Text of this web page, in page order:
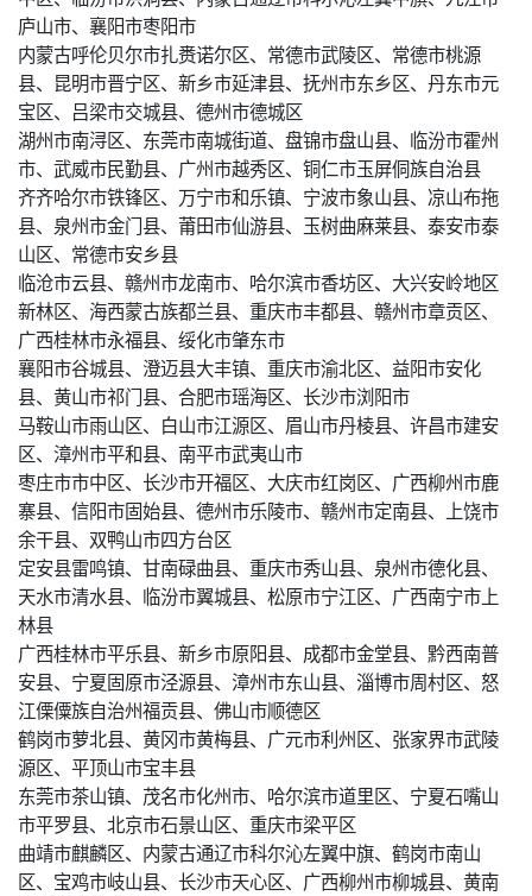
庐山市、襄阳市枣阳市
内蒙古呼伦贝尔市扎赉诺尔区、常德市武陵区、常德市桃源
县、昆明市晋宁区、新乡市延津县、抚州市东乡区、丹东市元
宝区、吕梁市交城县、德州市德城区
湖州市南浔区、东莞市南城街道、盘锦市盘山县、临汾市霍州
市、武威市民勤县、广州市越秀区、铜仁市玉屏侗族自治县
齐齐哈尔市铁锋区、万宁市和乐镇、宁波市象山县、凉山布拖
县、泉州市金门县、莆田市仙游县、玉树曲麻莱县、泰安市泰
山区、常德市安乡县
临沧市云县、赣州市龙南市、哈尔滨市香坊区、大兴安岭地区
新林区、海西蒙古族都兰县、重庆市丰都县、赣州市章贡区、
广西桂林市永福县、绥化市肇东市
襄阳市谷城县、澄迈县大丰镇、重庆市渝北区、益阳市安化
县、黄山市祁门县、合肥市瑶海区、长沙市浏阳市
马鞍山市雨山区、白山市江源区、眉山市丹棱县、许昌市建安
区、漳州市平和县、南平市武夷山市
枣庄市市中区、长沙市开福区、大庆市红岗区、广西柳州市鹿
寨县、信阳市固始县、德州市乐陵市、赣州市定南县、上饶市
余干县、双鸭山市四方台区
定安县雷鸣镇、甘南碌曲县、重庆市秀山县、泉州市德化县、
天水市清水县、临汾市翼城县、松原市宁江区、广西南宁市上
林县
广西桂林市平乐县、新乡市原阳县、成都市金堂县、黔西南普
安县、宁夏固原市泾源县、漳州市东山县、淄博市周村区、怒
江傈僳族自治州福贡县、佛山市顺德区
鹤岗市萝北县、黄冈市黄梅县、广元市利州区、张家界市武陵
源区、平顶山市宝丰县
东莞市茶山镇、茂名市化州市、哈尔滨市道里区、宁夏石嘴山
市平罗县、北京市石景山区、重庆市梁平区
曲靖市麒麟区、内蒙古通辽市科尔沁左翼中旗、鹤岗市南山
区、宝鸡市岐山县、长沙市天心区、广西柳州市柳城县、黄南